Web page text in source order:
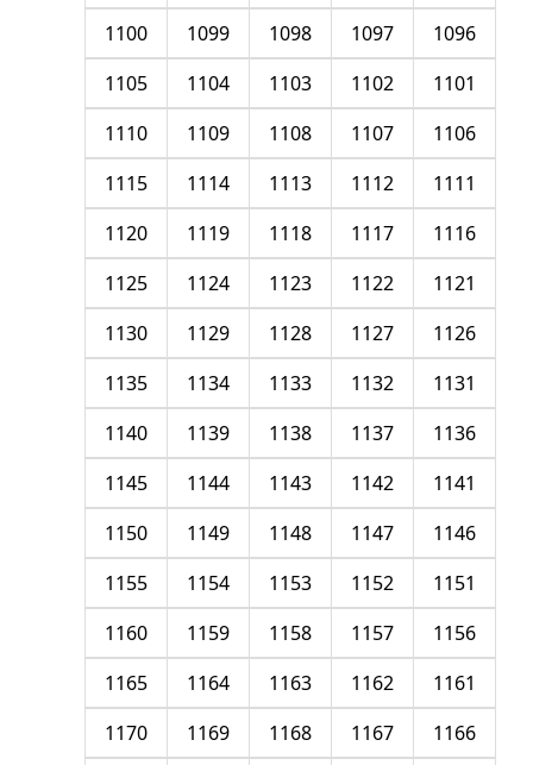
1096
1097
1098
1099
1100
1101
1102
1103
1104
1105
1106
1107
1108
1109
1110
1111
1112
1113
1114
1115
1116
1117
1118
1119
1120
1121
1122
1123
1124
1125
1126
1127
1128
1129
1130
1131
1132
1133
1134
1135
1136
1137
1138
1139
1140
1141
1142
1143
1144
1145
1146
1147
1148
1149
1150
1151
1152
1153
1154
1155
1156
1157
1158
1159
1160
1161
1162
1163
1164
1165
1166
1167
1168
1169
1170